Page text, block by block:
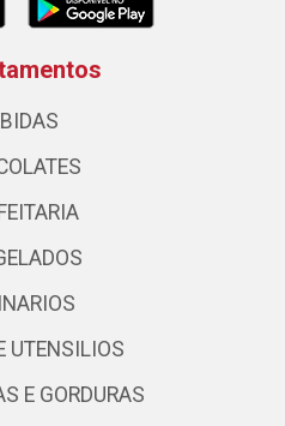
UTENSILIOS
E GORDURAS